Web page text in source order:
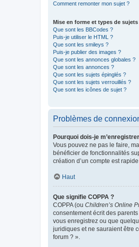
Comment remonter mon sujet ?
Mise en forme et types de sujets
Que sont les BBCodes ?
Puis-je utiliser le HTML ?
Que sont les smileys ?
Puis-je publier des images ?
Que sont les annonces globales ?
Que sont les annonces ?
Que sont les sujets épinglés ?
Que sont les sujets verrouillés ?
Que sont les icônes de sujet ?
Problèmes de
Pourquoi dois-je
Vous pouvez ne pas le faire,
bénéficier de fonctionnalités
création d’un compte est
Haut
Que signifie COPPA ?
COPPA (ou Children’s Online
consentement écrit des
vous enregistrez ou que
juridiques et ne sauraient être
forum ? ».